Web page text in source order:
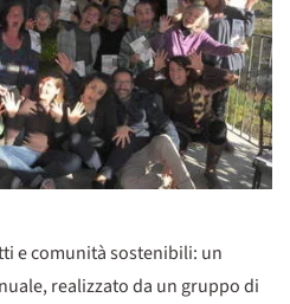
e comunità sostenibili: un
realizzato da un gruppo di